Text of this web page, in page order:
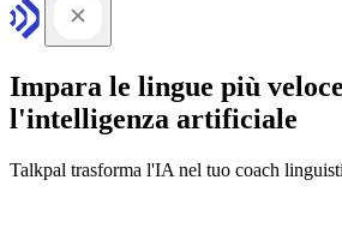
Impara le lingue più
l'intelligenza artificiale
Talkpal trasforma l'IA nel tuo coach